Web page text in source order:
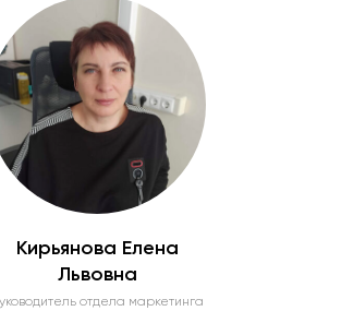
Кирьянова Елена
Львовна
отдела маркетинга